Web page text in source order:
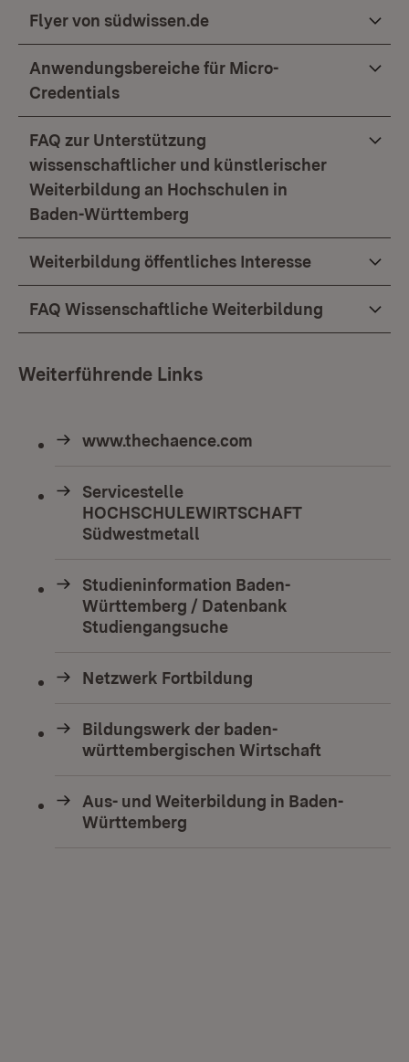
Flyer von südwissen.de
Anwendungsbereiche für Micro-
Credentials
FAQ zur Unterstützung
wissenschaftlicher und künstlerischer
Weiterbildung an Hochschulen in
Baden-Württemberg
Weiterbildung öffentliches Interesse
FAQ Wissenschaftliche Weiterbildung
Weiterführende Links
www.thechaence.com
Servicestelle
HOCHSCHULEWIRTSCHAFT
Südwestmetall
Studieninformation Baden-
Württemberg / Datenbank
Studiengangsuche
Netzwerk Fortbildung
Bildungswerk der baden-
württembergischen Wirtschaft
Aus- und Weiterbildung in Baden-
Württemberg